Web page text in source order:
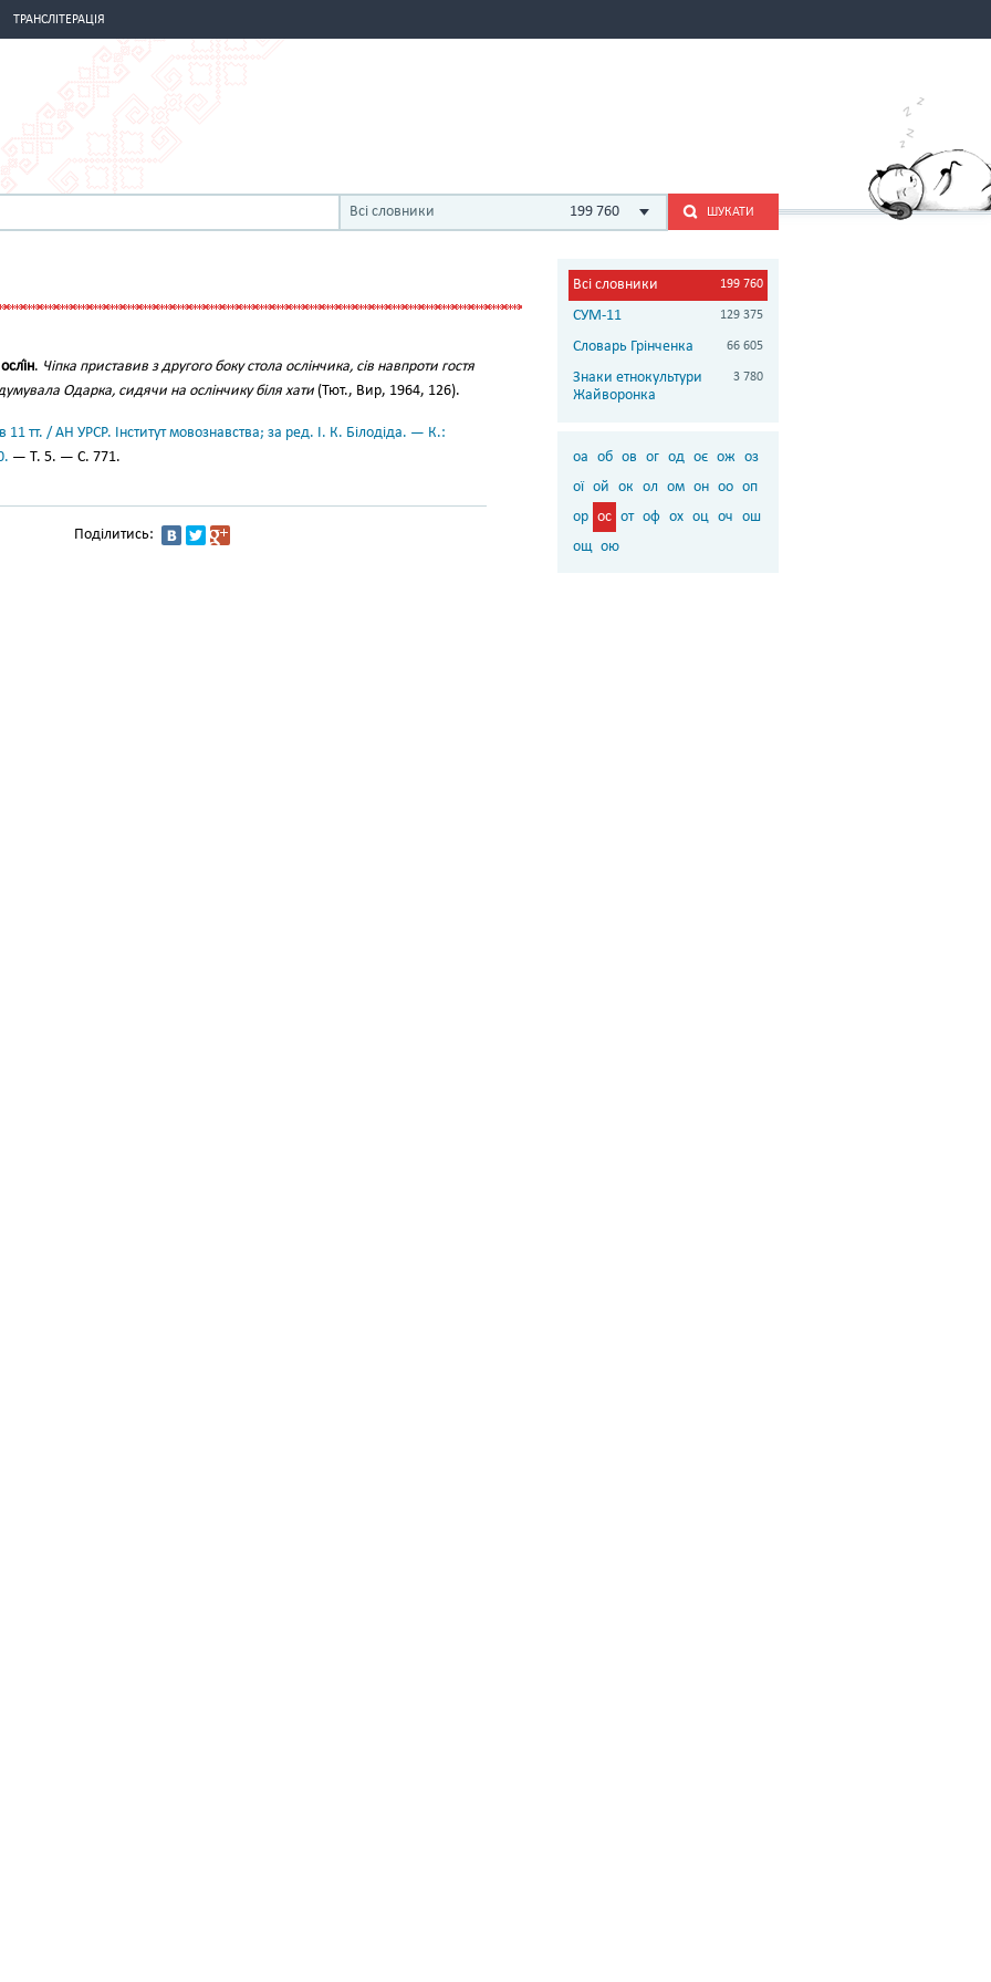
ТРАНСЛІТЕРАЦІЯ
Всі словники 199 760 ШУКАТИ
ослі́н. Чіпка приставив з другого боку стола ослінчика, сів навпроти гостя
Одарка, сидячи на ослінчику біля хати (Тют., Вир, 1964, 126).
11 тт. / АН УРСР. Інститут мовознавства; за ред. І. К. Білодіда. — К.:
— Т. 5. — С. 771.
Поділитись:
Всі словники 199 760
СУМ-11 129 375
Словарь Грінченка 66 605
Знаки етнокультури
Жайворонка
3 780
оа об ов ог од оє ож оз
ої ой ок ол ом он оо оп
ор ос от оф ох оц оч ош
ощ ою